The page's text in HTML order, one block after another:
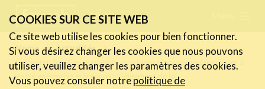
links
Jump
to
FR NL
Home
Actualités
Entreprendre : Ces nouveaux avantages vous pouvez appliquer à
votre entreprise grâce à un changement de loi
Actualités
Les nouvelles du secteur
Les FeWeb Vidéos
COOKIES SUR CE SITE WEB
Ce site web utilise les cookies pour bien fonctionner.
Si vous désirez changer les cookies que nous pouvons
utiliser, veuillez changer les paramètres des cookies.
Vous pouvez consuler notrepolitique de